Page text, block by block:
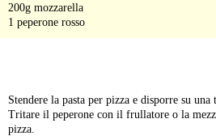
200g mozzarella
1 peperone rosso
Stendere la pasta per pizza e disporre su una
Tritare il peperone con il frullatore o la
pizza.